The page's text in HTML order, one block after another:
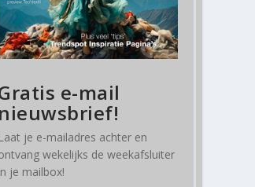
e-mail
nieuwsbrief!
Laat je e-mailadres achter en
wekelijks de weekafsluiter
je mailbox!